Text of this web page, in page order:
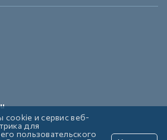
и сервис веб-
для
пользовательского